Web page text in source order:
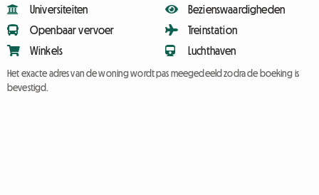
Universiteiten
Openbaar vervoer
Winkels
Bezienswaardigheden
Treinstation
Luchthaven
Het exacte adres van de woning wordt pas meegedeeld zodra de boeking is
bevestigd.